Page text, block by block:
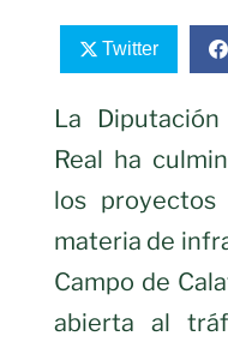
Twitter
La
Real ha
los proyectos
materia de
Campo de
abierta al